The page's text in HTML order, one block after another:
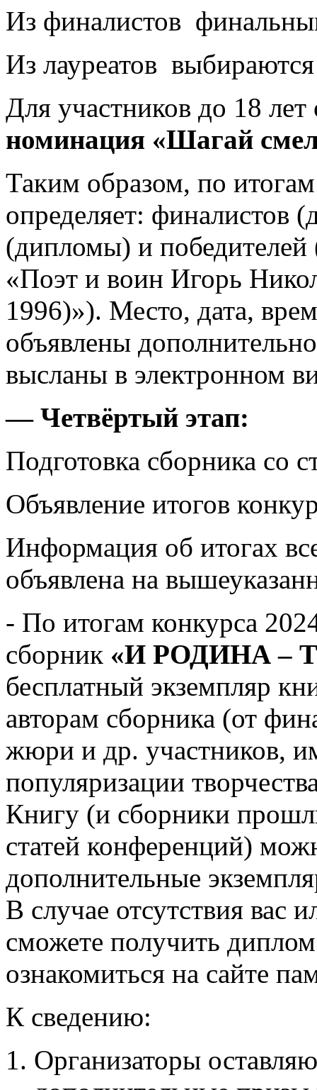
Из финалистов
Из лауреатов
Для участников до 18 лет
номинация «Шагай
Таким образом, по
определяет: финалистов
(дипломы) и
«Поэт и воин Игорь
1996)»). Место, дата,
объявлены
высланы в электронном
— Четвёртый этап:
Подготовка сборника со
Объявление итогов
Информация об итогах
объявлена на
- По итогам конкурса
сборник «И РОДИНА –
бесплатный экземпляр
авторам сборника (от
жюри и др. участников,
популяризации
Книгу (и сборники
статей конференций)
дополнительные
В случае отсутствия вас
сможете получить
ознакомиться на сайте
К сведению:
Организаторы